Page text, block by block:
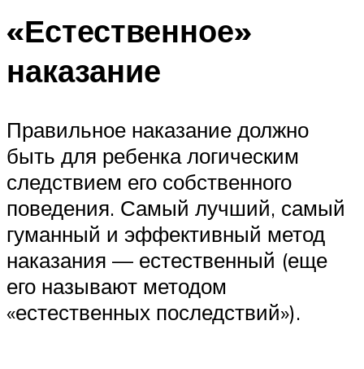
«Естественное»
наказание
Правильное наказание должно
быть для ребенка логическим
следствием его собственного
поведения. Самый лучший, самый
гуманный и эффективный метод
наказания — естественный (еще
его называют методом
«естественных последствий»).